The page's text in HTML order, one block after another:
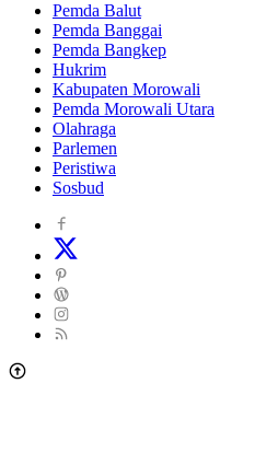
Pemda Balut
Pemda Banggai
Pemda Bangkep
Hukrim
Kabupaten Morowali
Pemda Morowali Utara
Olahraga
Parlemen
Peristiwa
Sosbud